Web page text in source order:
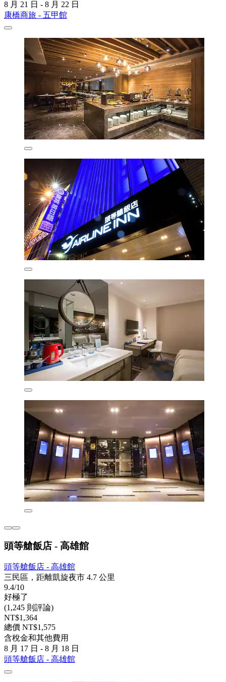
8 月 21 日 - 8 月 22 日
康橋商旅 - 五甲館
頭等艙飯店 - 高雄館
頭等艙飯店 - 高雄館
三民區，距離凱旋夜市 4.7 公里
9.4/10
好極了
(1,245 則評論)
NT$1,364
總價 NT$1,575
含稅金和其他費用
8 月 17 日 - 8 月 18 日
頭等艙飯店 - 高雄館